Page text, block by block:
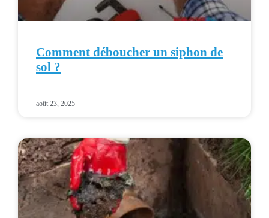
Comment déboucher un siphon de
sol ?
août 23, 2025